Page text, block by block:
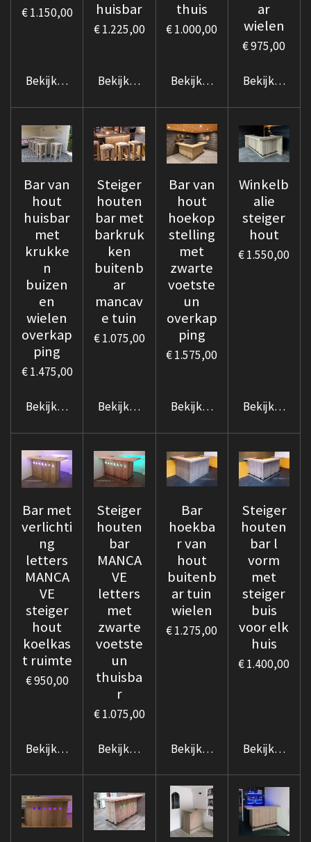
€ 1.150,00
Bekijk details
huisbar
€ 1.225,00
Bekijk details
thuis
€ 1.000,00
Bekijk details
ar
wielen
€ 975,00
Bekijk details
Bar van
hout
huisbar
met
krukke
n
buizen
en
wielen
overkap
ping
€ 1.475,00
Bekijk details
Steiger
houten
bar met
barkruk
ken
buitenb
ar
mancav
e tuin
€ 1.075,00
Bekijk details
Bar van
hout
hoekop
stelling
met
zwarte
voetste
un
overkap
ping
€ 1.575,00
Bekijk details
Winkelb
alie
steiger
hout
€ 1.550,00
Bekijk details
Bar met
verlichti
ng
letters
MANCA
VE
steiger
hout
koelkas
t ruimte
€ 950,00
Bekijk details
Steiger
houten
bar
MANCA
VE
letters
met
zwarte
voetste
un
thuisba
r
€ 1.075,00
Bekijk details
Bar
hoekba
r van
hout
buitenb
ar tuin
wielen
€ 1.275,00
Bekijk details
Steiger
houten
bar l
vorm
met
steiger
buis
voor elk
huis
€ 1.400,00
Bekijk details